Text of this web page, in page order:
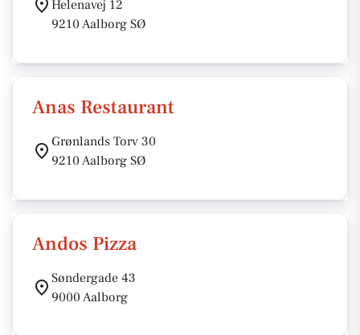
Helenavej 12
9210 Aalborg SØ
Anas Restaurant
Grønlands Torv 30
9210 Aalborg SØ
Andos Pizza
Søndergade 43
9000 Aalborg